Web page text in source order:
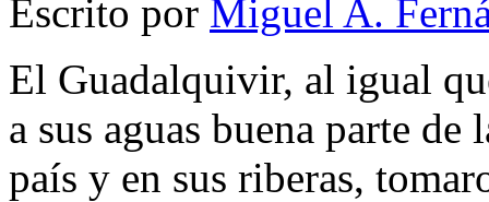
Escrito por Miguel A.
El Guadalquivir, al igual
a sus aguas buena parte
país y en sus riberas,